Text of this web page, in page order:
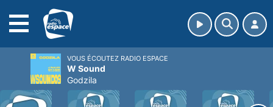
VOUS ÉCOUTEZ RADIO ESPACE
W Sound
Godzila